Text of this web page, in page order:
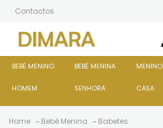
Contactos
BEBÉ MENINO BEBÉ MENINA MENINO
HOMEM SENHORA CASA
Home Bebé Menina Babetes